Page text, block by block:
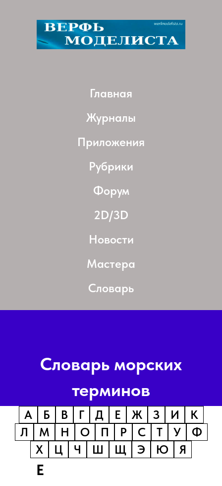
Главная
Журналы
Приложения
Рубрики
Форум
2D/3D
Новости
Мастера
Словарь
Словарь морских
терминов
А Б В Г Д Е Ж З И
К
Л
М Н О П Р С Т У
Ф
Х
Ц Ч Ш Щ Э Ю Я
Е